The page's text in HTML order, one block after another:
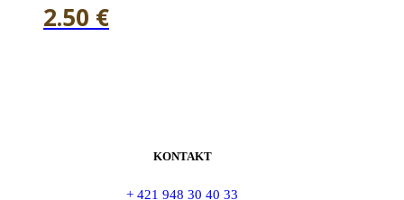
2.50 €
KONTAKT
+ 421 948 30 40 33